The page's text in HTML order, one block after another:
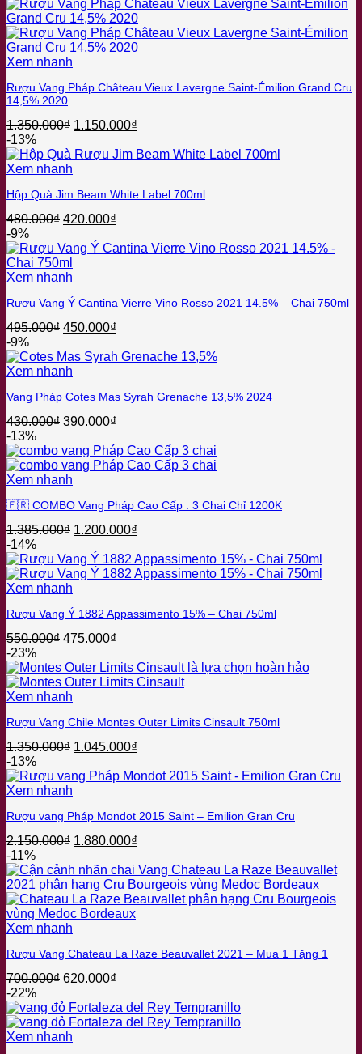
Pinot Blanc
Pinot Grigio
Pinot Meunier
Pinot Noir
Riesling
Rosso
Sangiovese
Sauvignon Blanc
Sauvignon Gris
Semillon
Syrah
Trebbiano
Vernaccia
Viognier
Viognier
1.260.000₫.
là:
999.000₫.
Xem nhanh
Rượu Vang Pháp Château Vieux Lavergne Saint-Émilion Grand Cru
14,5% 2020
1.350.000₫ Giá
là:
1.150.000₫
tại
-13%
Xem nhanh
Hộp Quà Jim Beam White Label 700ml
480.000₫ Giá
là:
480.000₫.
420.000₫
tại
-9%
Xem nhanh
Rượu Vang Ý Cantina Vierre Vino Rosso 2021 14.5% – Chai 750ml
495.000₫ Giá
là:
495.000₫.
450.000₫
tại
-9%
Xem nhanh
Vang Pháp Cotes Mas Syrah Grenache 13,5% 2024
430.000₫ Giá
là:
430.000₫.
390.000₫
tại
là:
-13%
Xem nhanh
🇫🇷 COMBO Vang Pháp Cao Cấp : 3 Chai Chỉ 1200K
1.385.000₫ Giá
là:
1.385.000₫.
1.200.000₫
tại
là:
-14%
Xem nhanh
Rượu Vang Ý 1882 Appassimento 15% – Chai 750ml
550.000₫ Giá
là:
550.000₫.
475.000₫
tại
là:
-23%
Xem nhanh
Rượu Vang Chile Montes Outer Limits Cinsault 750ml
1.350.000₫ Giá
là:
1.045.000₫
tại
-13%
Xem nhanh
Rượu vang Pháp Mondot 2015 Saint – Emilion Gran Cru
2.150.000₫ Giá
là:
2.150.000₫.
1.880.000₫
tại
là:
1.880.000₫.
-11%
Xem nhanh
Rượu Vang Chateau La Raze Beauvallet 2021 – Mua 1 Tặng 1
700.000₫ Giá
là:
700.000₫.
620.000₫
tại
là:
-22%
Xem nhanh